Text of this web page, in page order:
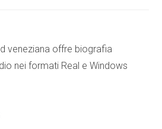
veneziana offre biografia
nei formati Real e Windows